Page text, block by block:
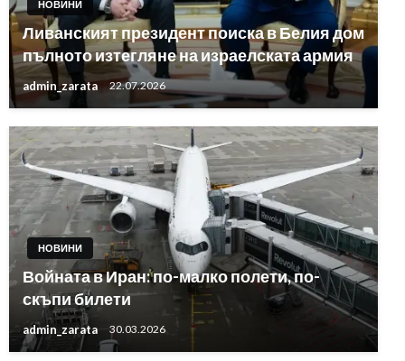
НОВИНИ
Ливанският президент поиска в Белия дом
пълното изтегляне на израелската армия
admin_zarata 22.07.2026
НОВИНИ
Войната в Иран: по-малко полети, по-
скъпи билети
admin_zarata 30.03.2026